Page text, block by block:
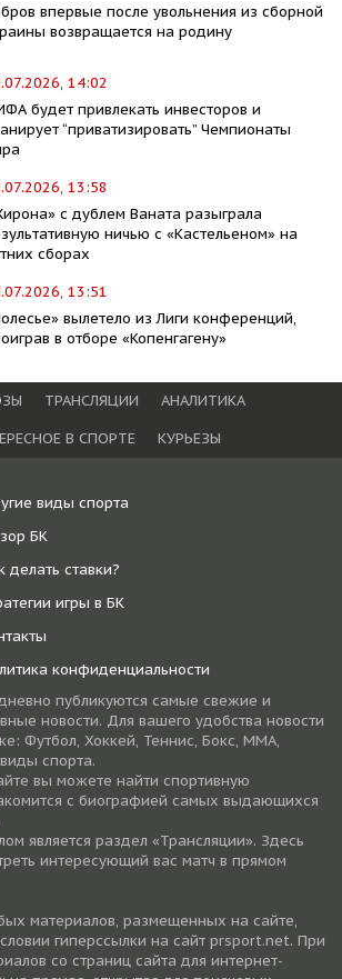
впервые после увольнения из сборной
возвращается на родину
14:02
будет привлекать инвесторов и
“приватизировать” Чемпионаты
13:58
с дублем Ваната разыграла
ничью с «Кастельеном» на
сборах
13:51
вылетело из Лиги конференций,
в отборе «Копенгагену»
ТРАНСЛЯЦИИ
АНАЛИТИКА
В СПОРТЕ КУРЬЕЗЫ
виды спорта
БК
делать ставки?
игры в БК
конфиденциальности
публикуются самые свежие и
новости. Для вашего удобства новости
Футбол, Хоккей, Теннис, Бокс, ММА,
спорта.
вы можете найти спортивную
с биографией самых выдающихся
является раздел «Трансляции». Здесь
интересующий вас матч в прямом
материалов, размещенных на сайте,
гиперссылки на cайт prsport.net. При
со страниц сайта для интернет-